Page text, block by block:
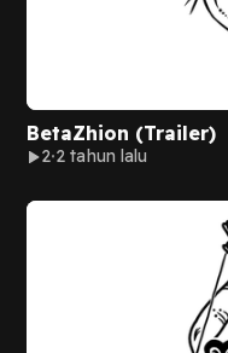
BetaZhion (Trailer)
2 2 tahun lalu